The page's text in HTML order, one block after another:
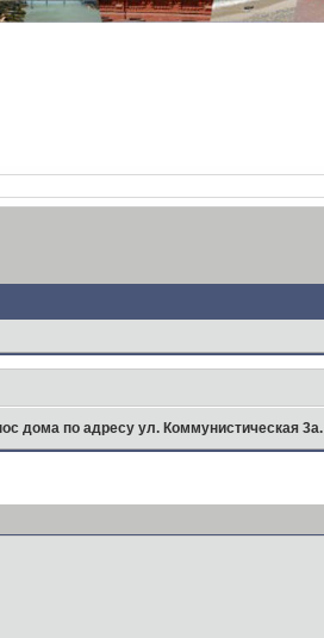
дома по адресу ул. Коммунистическая 3а.